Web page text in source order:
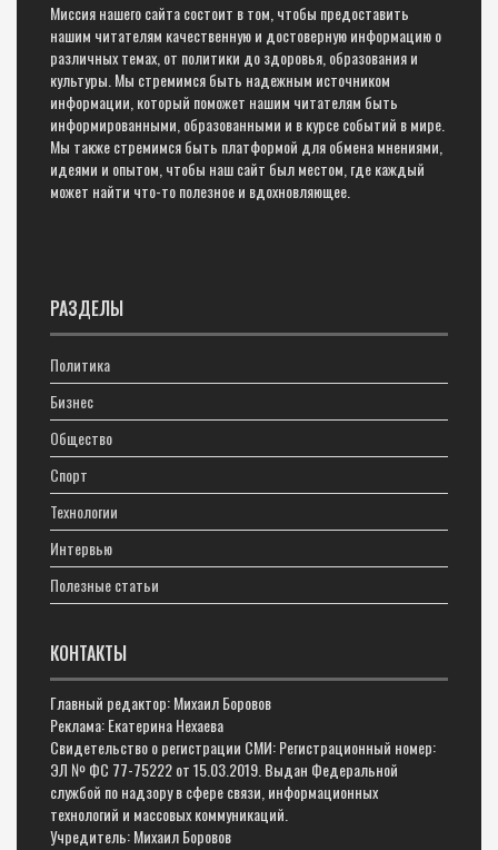
Миссия нашего сайта состоит в том, чтобы предоставить
нашим читателям качественную и достоверную информацию о
различных темах, от политики до здоровья, образования и
культуры. Мы стремимся быть надежным источником
информации, который поможет нашим читателям быть
информированными, образованными и в курсе событий в мире.
Мы также стремимся быть платформой для обмена мнениями,
идеями и опытом, чтобы наш сайт был местом, где каждый
может найти что-то полезное и вдохновляющее.
РАЗДЕЛЫ
Политика
Бизнес
Общество
Спорт
Технологии
Интервью
Полезные статьи
КОНТАКТЫ
Главный редактор: Михаил Боровов
Реклама: Екатерина Нехаева
Свидетельство о регистрации СМИ: Регистрационный номер:
ЭЛ № ФС 77-75222 от 15.03.2019. Выдан Федеральной
службой по надзору в сфере связи, информационных
технологий и массовых коммуникаций.
Учредитель: Михаил Боровов